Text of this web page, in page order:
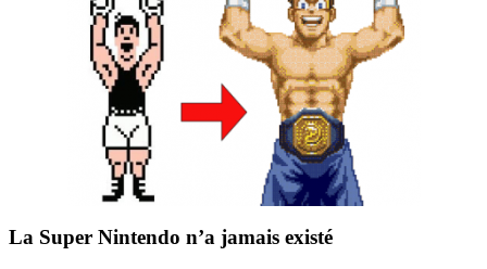
La Super Nintendo n’a jamais existé